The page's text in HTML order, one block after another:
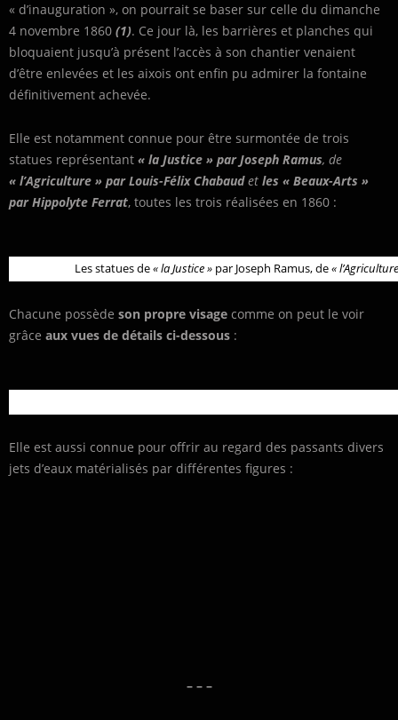
« d’inauguration », on pourrait se baser sur celle du dimanche
4 novembre 1860 (1). Ce jour là, les barrières et planches qui
bloquaient jusqu’à présent l’accès à son chantier venaient
d’être enlevées et les aixois ont enfin pu admirer la fontaine
définitivement achevée.
Elle est notamment connue pour être surmontée de trois
statues représentant « la Justice » par Joseph Ramus, de
« l’Agriculture » par Louis-Félix Chabaudet les « Beaux-Arts »
par Hippolyte Ferrat, toutes les trois réalisées en 1860 :
Les statues de« la Justice »par Joseph Ramus, de«
Chacune possède son propre visage comme on peut le voir
grâce aux vues de détails ci-dessous :
Elle est aussi connue pour offrir au regard des passants divers
jets d’eaux matérialisés par différentes figures :
– – –